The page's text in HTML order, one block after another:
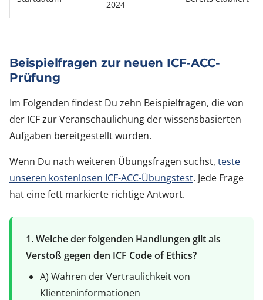
2024
Beispielfragen zur neuen ICF-ACC-
Prüfung
Im Folgenden findest Du zehn Beispielfragen, die von
der ICF zur Veranschaulichung der wissensbasierten
Aufgaben bereitgestellt wurden.
Wenn Du nach weiteren Übungsfragen suchst, teste
unseren kostenlosen ICF-ACC-Übungstest. Jede Frage
hat eine fett markierte richtige Antwort.
1. Welche der folgenden Handlungen gilt als
Verstoß gegen den ICF Code of Ethics?
A) Wahren der Vertraulichkeit von
Klienteninformationen